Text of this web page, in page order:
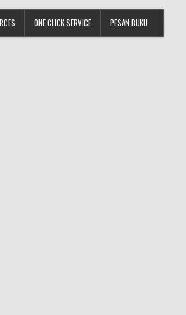
ONE CLICK SERVICE PESAN BUKU